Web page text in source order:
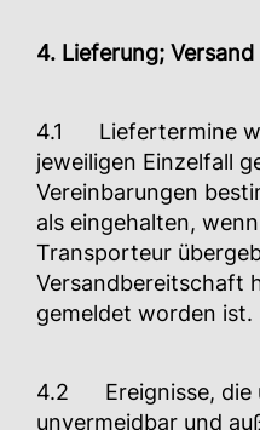
4. Lieferung; Versand
4.1 Liefertermine
jeweiligen Einzelfall
Vereinbarungen
als eingehalten,
Transporteur
Versandbereitschaft
gemeldet worden ist.
4.2 Ereignisse, die
unvermeidbar und